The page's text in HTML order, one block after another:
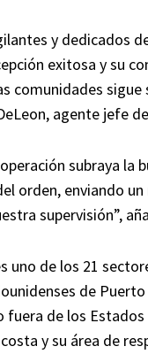
y dedicados
exitosa y su
comunidades
agente jefe
subraya la
orden, enviando
supervisión”,
uno de los 21
de Puerto
fuera de los
y su área de